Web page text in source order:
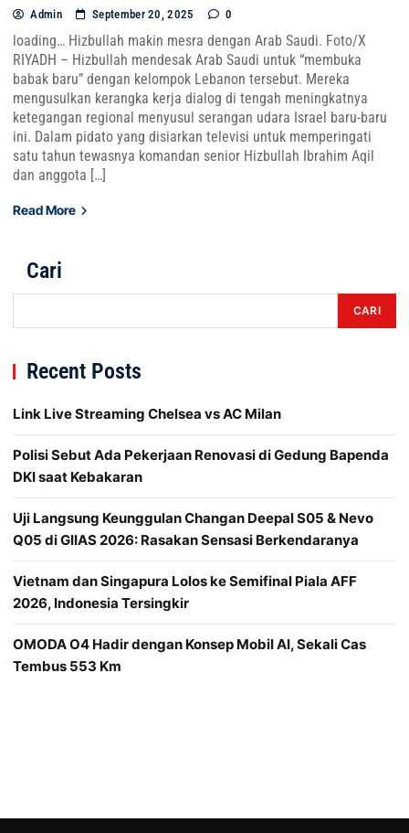
Admin September 20, 2025 0
loading… Hizbullah makin mesra dengan Arab Saudi. Foto/X
RIYADH – Hizbullah mendesak Arab Saudi untuk “membuka
babak baru” dengan kelompok Lebanon tersebut. Mereka
mengusulkan kerangka kerja dialog di tengah meningkatnya
ketegangan regional menyusul serangan udara Israel baru-baru
ini. Dalam pidato yang disiarkan televisi untuk memperingati
satu tahun tewasnya komandan senior Hizbullah Ibrahim Aqil
dan anggota […]
Read More
Cari
CARI
Recent Posts
Link Live Streaming Chelsea vs AC Milan
Polisi Sebut Ada Pekerjaan Renovasi di Gedung Bapenda
DKI saat Kebakaran
Uji Langsung Keunggulan Changan Deepal S05 & Nevo
Q05 di GIIAS 2026: Rasakan Sensasi Berkendaranya
Vietnam dan Singapura Lolos ke Semifinal Piala AFF
2026, Indonesia Tersingkir
OMODA O4 Hadir dengan Konsep Mobil AI, Sekali Cas
Tembus 553 Km